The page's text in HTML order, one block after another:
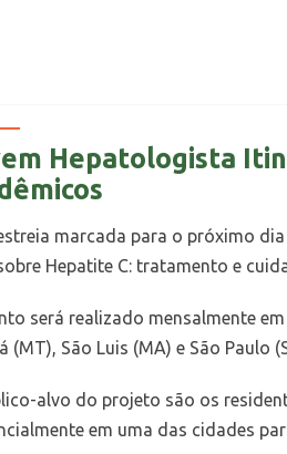
Hepatologista
marcada para o próximo
Hepatite C: tratamento e
será realizado mensalmente
(MT), São Luis (MA) e São Paulo
alvo do projeto são os
em uma das cidades